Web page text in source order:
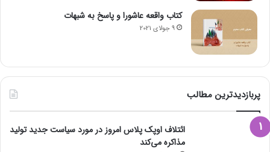
کتاب واقعه عاشورا و پاسخ به شبهات
9 جولای 2021
پربازدیدترین مطالب
ائتلاف اوپک پلاس امروز در مورد سیاست جدید تولید
مذاکره می‌کند